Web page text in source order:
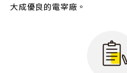
大成優良的電宰廠。